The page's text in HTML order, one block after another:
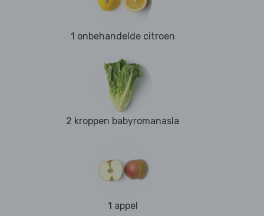
1 onbehandelde citroen
2 kroppen babyromanasla
1 appel